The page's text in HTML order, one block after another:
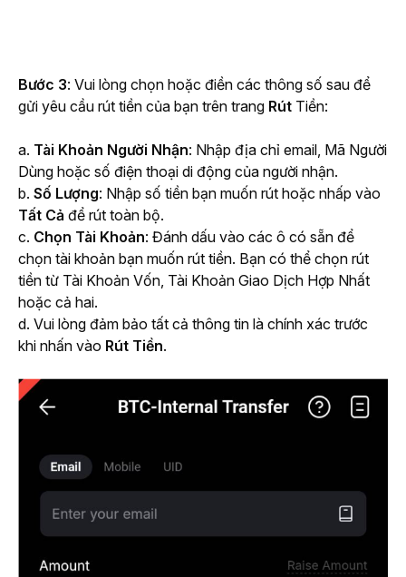
Bước 3: Vui lòng chọn hoặc điền các thông số sau để
gửi yêu cầu rút tiền của bạn trên trang Rút Tiền:
a. Tài Khoản Người Nhận: Nhập địa chỉ email, Mã Người
Dùng hoặc số điện thoại di động của người nhận.
b. Số Lượng
Tất Cả để rút toàn bộ.
c. Chọn Tài Khoản: Đánh dấu vào các ô có sẵn để
chọn tài khoản bạn muốn rút tiền. Bạn có thể chọn rút
tiền từ Tài Khoản Vốn, Tài Khoản Giao Dịch Hợp Nhất
hoặc cả hai.
d. Vui lòng đảm bảo tất cả thông tin là chính xác trước
khi nhấn vào Rút Tiền.